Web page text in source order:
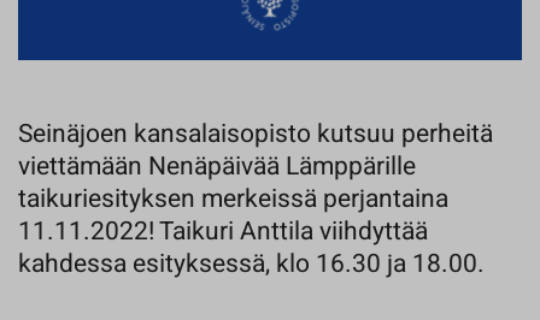
Seinäjoen kansalaisopisto kutsuu perheitä
viettämään Nenäpäivää Lämppärille
taikuriesityksen merkeissä perjantaina
11.11.2022! Taikuri Anttila viihdyttää
kahdessa esityksessä, klo 16.30 ja 18.00.